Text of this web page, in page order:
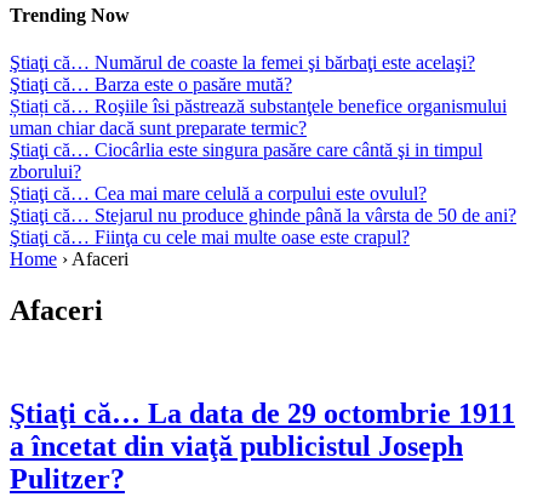
Trending Now
Ştiaţi că… Numărul de coaste la femei şi bărbaţi este acelaşi?
Ştiaţi că… Barza este o pasăre mută?
Știați că… Roşiile îsi păstrează substanţele benefice organismului
uman chiar dacă sunt preparate termic?
Ştiaţi că… Ciocârlia este singura pasăre care cântă şi in timpul
zborului?
Știaţi că… Cea mai mare celulă a corpului este ovulul?
Ştiaţi că… Stejarul nu produce ghinde până la vârsta de 50 de ani?
Ştiaţi că… Fiinţa cu cele mai multe oase este crapul?
Home ›Afaceri
Afaceri
Ştiaţi că… La data de 29 octombrie 1911
a încetat din viaţă publicistul Joseph
Pulitzer?